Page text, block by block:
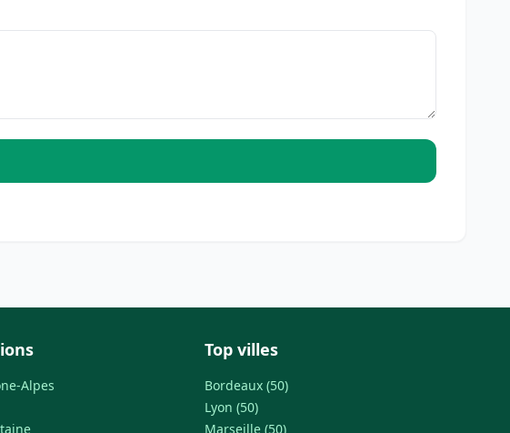
Alpes
Top villes
Bordeaux (50)
Lyon (50)
Marseille (50)